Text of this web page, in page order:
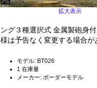
拡大表示
ング３種選択式 金属製砲
様は予告なく変更する場合
モデル: BT026
1 在庫量
メーカー: ボーダーモデル